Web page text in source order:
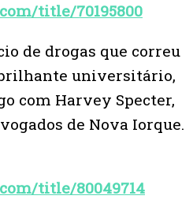
title/70195800
de drogas que correu
universitário,
com Harvey Specter,
de Nova Iorque.
title/80049714